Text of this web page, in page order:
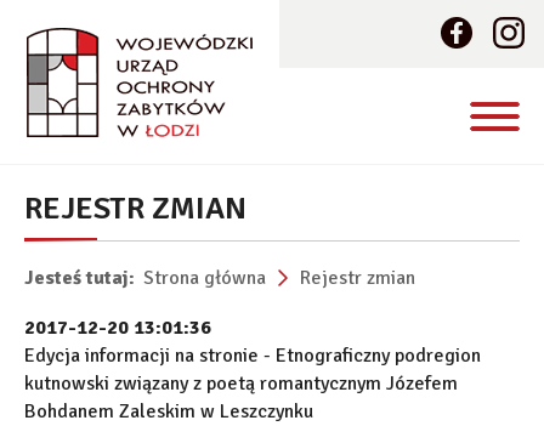
REJESTR ZMIAN
Jesteś tutaj: Strona główna Rejestr zmian
2017-12-20 13:01:36
Edycja informacji na stronie - Etnograficzny podregion
kutnowski związany z poetą romantycznym Józefem
Bohdanem Zaleskim w Leszczynku